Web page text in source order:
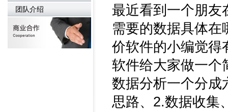
团队介绍
最近看到一个朋友
需要的数据具体在
价软件的小编觉得
软件给大家做一个
数据分析一个分成
思路、2.数据收集